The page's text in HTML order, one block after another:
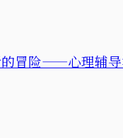
冒险——心理辅